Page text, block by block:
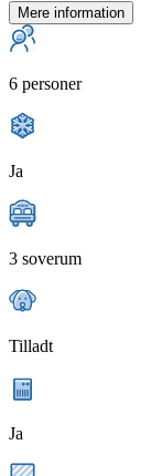
Mere information
6 personer
Ja
3 soverum
Tilladt
Ja